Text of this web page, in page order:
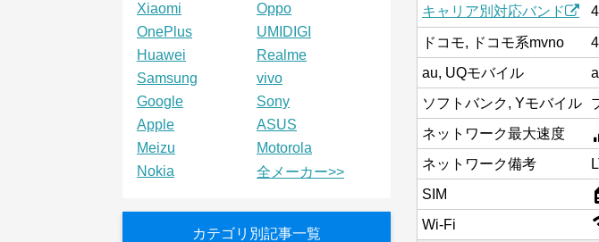
キャリア別対応バンド
ドコモ, ドコモ系mvno
au, UQモバイル
ソフトバンク, Yモバイル
ネットワーク最大速度
ネットワーク備考
SIM
Wi-Fi
Xiaomi
Oppo
OnePlus
UMIDIGI
Huawei
Realme
Samsung
vivo
Google
Sony
Apple
ASUS
Meizu
Motorola
Nokia
全メーカー>>
カテゴリ別記事一覧